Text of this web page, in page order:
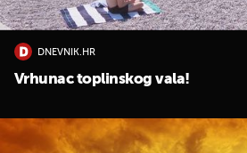
DNEVNIK.HR
Vrhunac toplinskog vala!